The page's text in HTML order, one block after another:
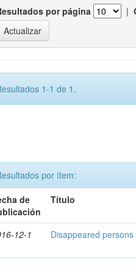
por página |
1-1 de 1.
por ítem:
de
Título
12-1 Disappeared